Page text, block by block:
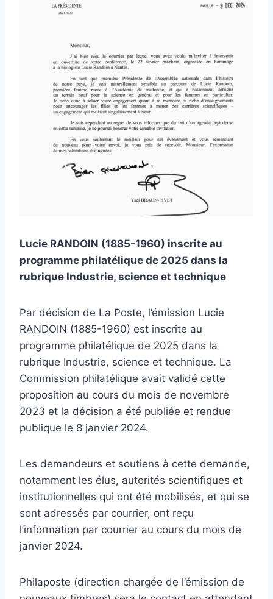
Lucie RANDOIN (1885-1960) inscrite au
programme philatélique de 2025 dans la
rubrique Industrie, science et technique
Par décision de La Poste, l’émission Lucie
RANDOIN (1885-1960) est inscrite au
programme philatélique de 2025 dans la
rubrique Industrie, science et technique. La
Commission philatélique avait validé cette
proposition au cours du mois de novembre
2023 et la décision a été publiée et rendue
publique le 8 janvier 2024.
Les demandeurs et soutiens à cette demande,
notamment les élus, autorités scientifiques et
institutionnelles qui ont été mobilisés, et qui se
sont adressés par courrier, ont reçu
l’information par courrier au cours du mois de
janvier 2024.
Philaposte (direction chargée de l’émission de